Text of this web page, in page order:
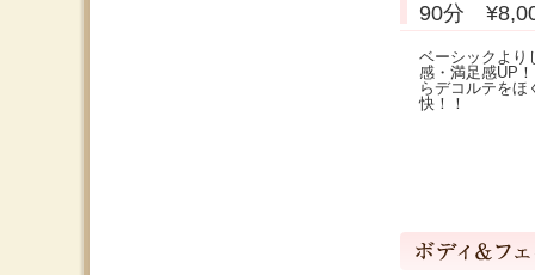
90分
ベーシックより
感・満足感UP
らデコルテをほ
快！！